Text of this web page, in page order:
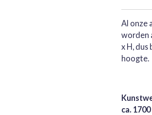
Al onze
worden
x H, dus
hoogte.
ca.